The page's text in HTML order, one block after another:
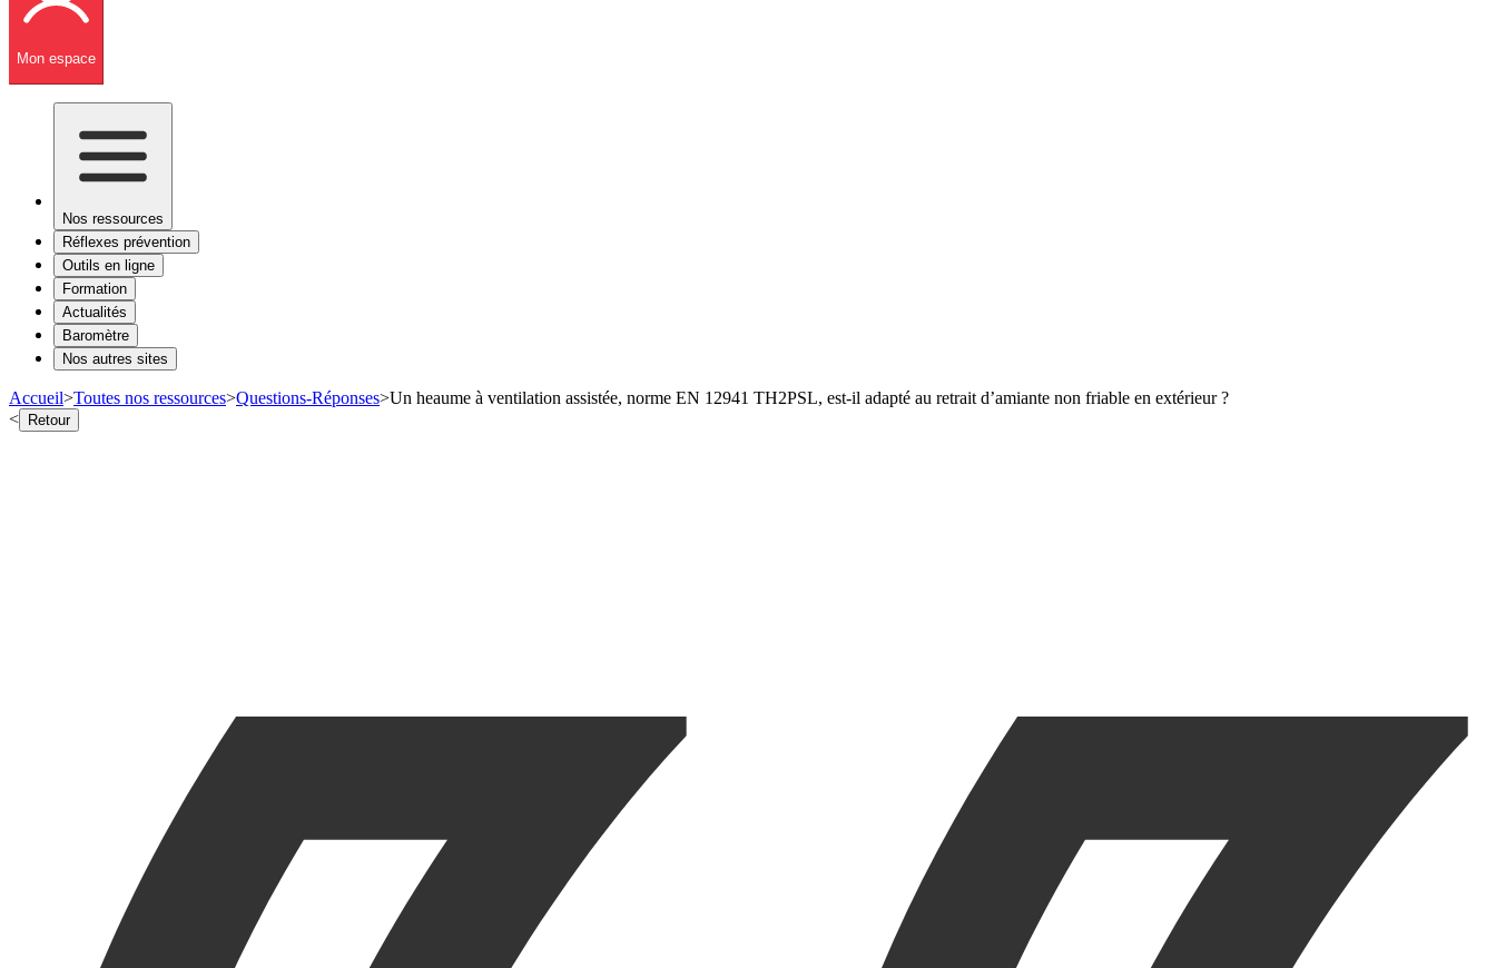
Mon espace
Nos ressources
Réflexes prévention
Outils en ligne
Formation
Actualités
Baromètre
Nos autres sites
Accueil>Toutes nos ressources>Questions-Réponses>Un heaume à ventilation assistée, norme EN 12941 TH2PSL, est-il adapté au retrait d’amiante non friable en extérieur ?
< Retour